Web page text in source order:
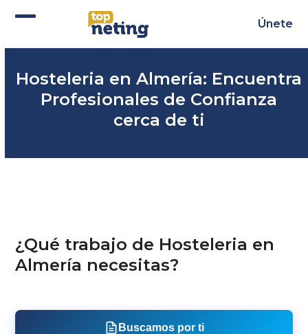
Únete
móvil
móvil
Hosteleria en Almería: Encuentra
Profesionales de Confianza
cerca de ti
¿Qué trabajo de Hosteleria en
Almería necesitas?
Buscamos por ti